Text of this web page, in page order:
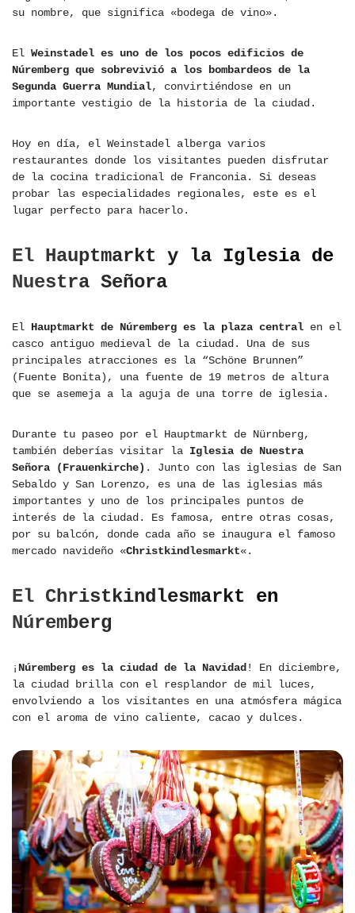
su nombre, que significa «bodega de vino».
El Weinstadel es uno de los pocos edificios de
Núremberg que sobrevivió a los bombardeos de la
Segunda Guerra Mundial, convirtiéndose en un
importante vestigio de la historia de la ciudad.
Hoy en día, el Weinstadel alberga varios
restaurantes donde los visitantes pueden disfrutar
de la cocina tradicional de Franconia. Si deseas
probar las especialidades regionales, este es el
lugar perfecto para hacerlo.
El Hauptmarkt y la Iglesia de
Nuestra Señora
El Hauptmarkt de Núremberg es la plaza central en el
casco antiguo medieval de la ciudad. Una de sus
principales atracciones es la “Schöne Brunnen”
(Fuente Bonita), una fuente de 19 metros de altura
que se asemeja a la aguja de una torre de iglesia.
Durante tu paseo por el Hauptmarkt de Nürnberg,
también deberías visitar la Iglesia de Nuestra
Señora (Frauenkirche) . Junto con las iglesias de San
Sebaldo y San Lorenzo, es una de las iglesias más
importantes y uno de los principales puntos de
interés de la ciudad. Es famosa, entre otras cosas,
por su balcón, donde cada año se inaugura el famoso
mercado navideño «Christkindlesmarkt«.
El Christkindlesmarkt en
Núremberg
¡ Núremberg es la ciudad de la Navidad! En diciembre,
la ciudad brilla con el resplandor de mil luces,
envolviendo a los visitantes en una atmósfera mágica
con el aroma de vino caliente, cacao y dulces.